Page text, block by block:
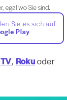
egal wo Sie sind.
Sie es sich auf
Play
, Rokuoder